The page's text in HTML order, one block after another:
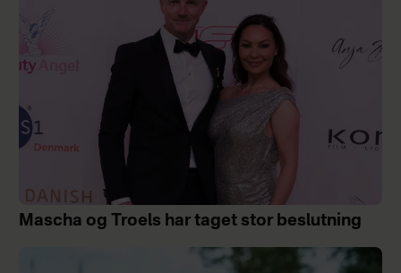
Mascha og Troels har taget stor beslutning